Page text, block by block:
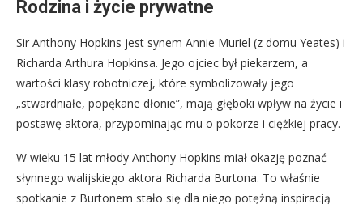
Rodzina i życie prywatne
Sir Anthony Hopkins jest synem Annie Muriel (z domu Yeates) i
Richarda Arthura Hopkinsa. Jego ojciec był piekarzem, a
wartości klasy robotniczej, które symbolizowały jego
„stwardniałe, popękane dłonie”, mają głęboki wpływ na życie i
postawę aktora, przypominając mu o pokorze i ciężkiej pracy.
W wieku 15 lat młody Anthony Hopkins miał okazję poznać
słynnego walijskiego aktora Richarda Burtona. To właśnie
spotkanie z Burtonem stało się dla niego potężną inspiracją